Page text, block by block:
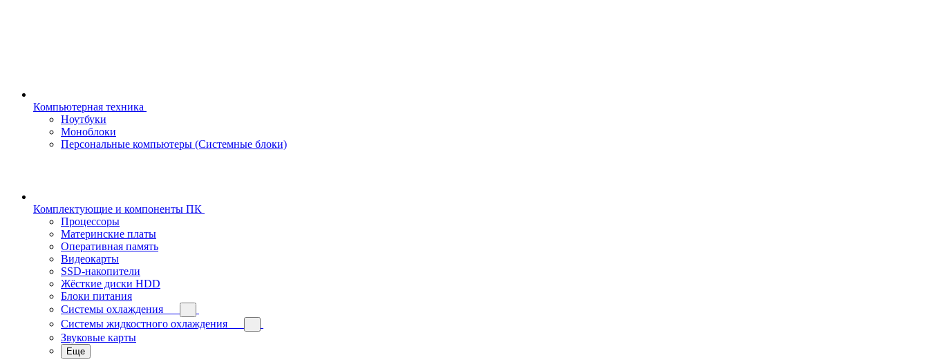
Компьютерная техника
Ноутбуки
Моноблоки
Персональные компьютеры (Системные блоки)
Комплектующие и компоненты ПК
Процессоры
Материнские платы
Оперативная память
Видеокарты
SSD-накопители
Жёсткие диски HDD
Блоки питания
Системы охлаждения
Системы жидкостного охлаждения
Звуковые карты
Еще